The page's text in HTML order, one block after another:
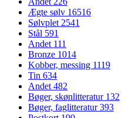
Ægte sølv 16516
Sølvplet2541
Stål 591
Andet 111
Bronze 1014
Kobber, messing 1119
Tin 634
Andet482
Bøger, skønlitteratur 132
Bøger, faglitteratur393